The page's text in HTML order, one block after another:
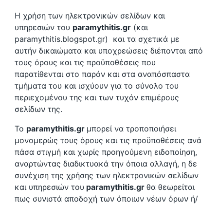
Η χρήση των ηλεκτρονικών σελίδων και
υπηρεσιών του paramythitis.gr (και
paramythitis.blogspot.gr) και τα σχετικά με
αυτήν δικαιώματα και υποχρεώσεις διέπονται από
τους όρους και τις προϋποθέσεις που
παρατίθενται στο παρόν και στα αναπόσπαστα
τμήματα του και ισχύουν για το σύνολο του
περιεχομένου της και των τυχόν επιμέρους
σελίδων της.
To paramythitis.gr μπορεί να τροποποιήσει
μονομερώς τους όρους και τις προϋποθέσεις ανά
πάσα στιγμή και χωρίς προηγούμενη ειδοποίηση,
αναρτώντας διαδικτυακά την όποια αλλαγή, η δε
συνέχιση της χρήσης των ηλεκτρονικών σελίδων
και υπηρεσιών του paramythitis.gr θα θεωρείται
πως συνιστά αποδοχή των όποιων νέων όρων ή/